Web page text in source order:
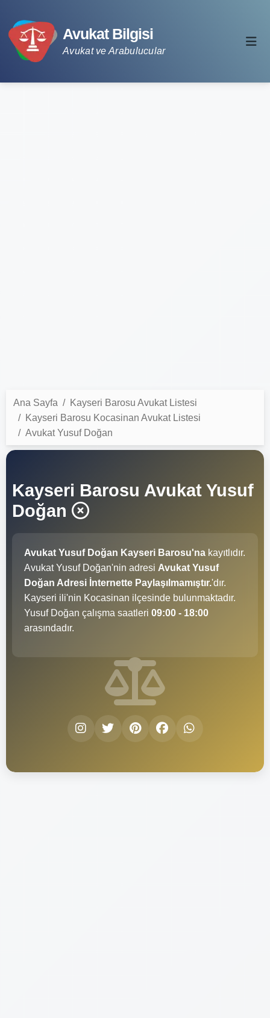
Avukat Bilgisi
Avukat ve Arabulucular
Ana Sayfa
Kayseri Barosu Avukat Listesi
Kayseri Barosu Kocasinan Avukat Listesi
Avukat Yusuf Doğan
Kayseri Barosu Avukat Yusuf
Doğan
Avukat Yusuf Doğan Kayseri Barosu'na kayıtlıdır.
Avukat Yusuf Doğan'nin adresi Avukat Yusuf
Doğan Adresi İnternette Paylaşılmamıştır.'dır.
Kayseri ili'nin Kocasinan ilçesinde bulunmaktadır.
Yusuf Doğan çalışma saatleri 09:00 - 18:00
arasındadır.